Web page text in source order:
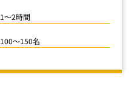
1～2時間
100～150名